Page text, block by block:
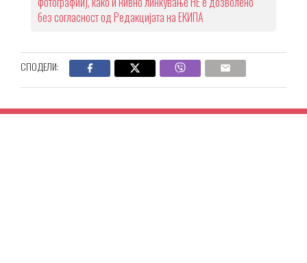
без согласност од Редакцијата на ЕКИПА
СПОДЕЛИ: